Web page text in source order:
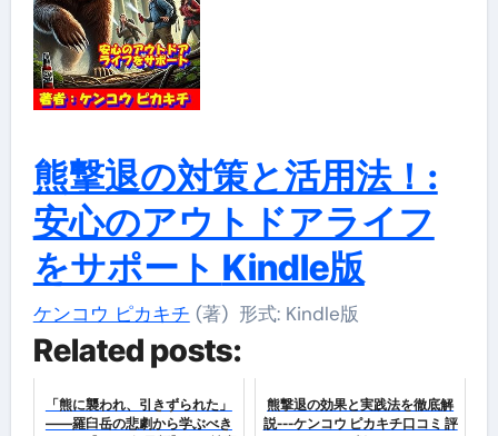
熊撃退の対策と活用法！:
安心のアウトドアライフ
をサポート Kindle版
ケンコウ ピカキチ (著) 形式: Kindle版
Related posts:
「熊に襲われ、引きずられた」
——羅臼岳の悲劇から学ぶべき
熊撃退の効果と実践法を徹底解
説---ケンコウ ピカキチ口コミ 評